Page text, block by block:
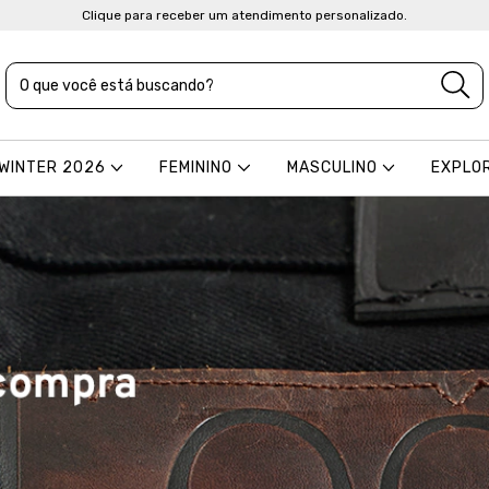
Clique para receber um atendimento personalizado.
2026 FEMININO MASCULINO